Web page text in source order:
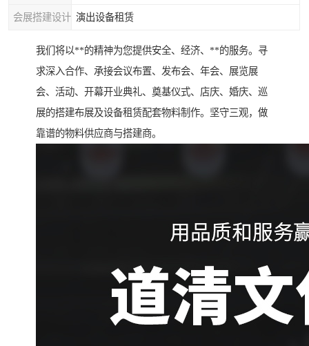
会展搭建设计 演出设备租赁
我们将以**的精神为您提供安全、经济、**的服务。寻
求深入合作、承接会议布置、发布会、年会、展览展
会、活动、开幕开业典礼、奠基仪式、店庆、婚庆、巡
展的搭建布展及设备租赁配套物料制作。坚守三观，做
靠谱的物料供应商与搭建商。